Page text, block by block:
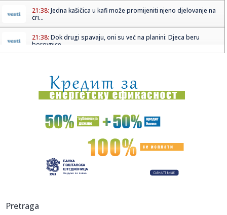
21:38: Jedna kašičica u kafi može promijeniti njeno djelovanje na
cri...
21:38: Dok drugi spavaju, oni su već na planini: Djeca beru
borovnice, ...
21:33:Nemačke pokrajine ukinule zabranu za kamione nedeljom
21:29:!Prošle godine sam rekao da je nemoguće da potpišem za
Partiza...
Novine: "Srbi na meti starih verskih mržnji"; "Sačuvaćemo
21:21:Preminuo Borislav Miodanić: Pred smrt svjedočio
Partizan...
Pretraga